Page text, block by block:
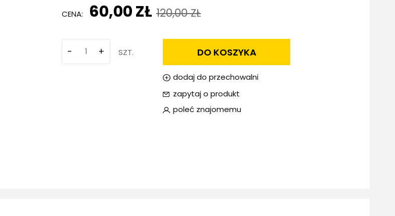
CENA: 60,00 ZŁ 120,00 ZŁ
- + SZT. DO KOSZYKA
dodaj do przechowalni
zapytaj o produkt
poleć znajomemu